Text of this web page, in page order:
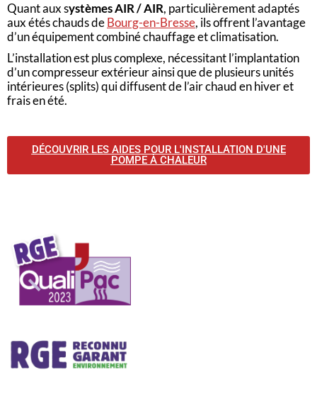
Quant aux systèmes AIR / AIR, particulièrement adaptés
aux étés chauds deBourg-en-Bresse, ils offrent l’avantage
d’un équipement combiné chauffage et climatisation.
L’installation est plus complexe, nécessitant l’implantation
d’un compresseur extérieur ainsi que de plusieurs unités
intérieures (splits) qui diffusent de l’air chaud en hiver et
frais en été.
DÉCOUVRIR LES AIDES POUR L'INSTALLATION D'UNE
POMPE À CHALEUR